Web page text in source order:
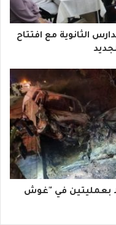
الثانوية مع افتتاح
ضابط بعمليتين في "غوش